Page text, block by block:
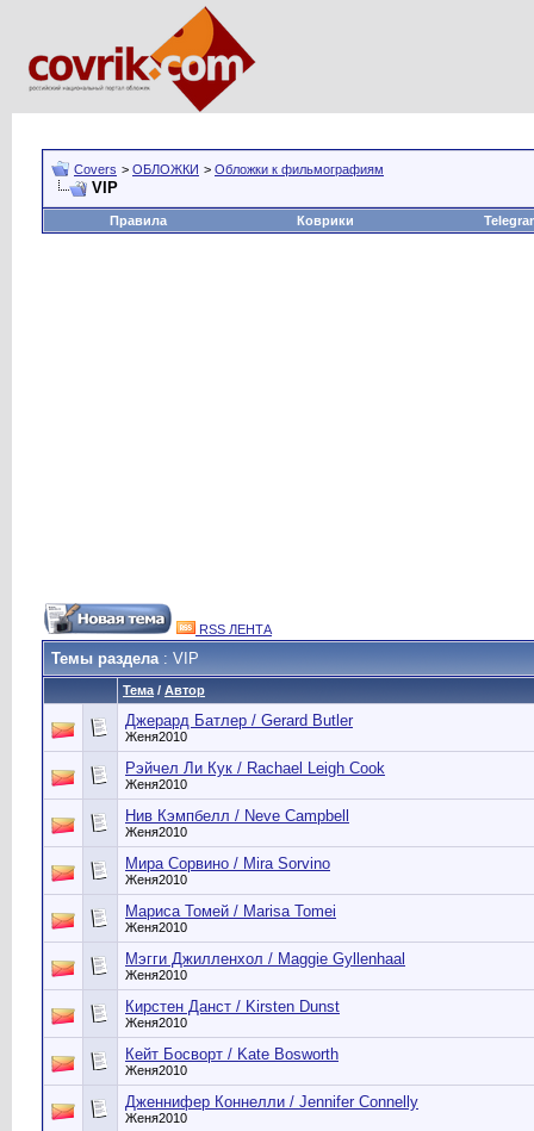
Covers > ОБЛОЖКИ > Обложки к фильмографиям
VIP
Правила Коврики
RSS ЛЕНТА
Темы раздела: VIP
Тема / Автор
Джерард Батлер / Gerard Butler
Женя2010
Рэйчел Ли Кук / Rachael Leigh Cook
Женя2010
Нив Кэмпбелл / Neve Campbell
Женя2010
Мира Сорвино / Mira Sorvino
Женя2010
Мариса Томей / Marisa Tomei
Женя2010
Мэгги Джилленхол / Maggie Gyllenhaal
Женя2010
Кирстен Данст / Kirsten Dunst
Женя2010
Кейт Босворт / Kate Bosworth
Женя2010
Дженнифер Коннелли / Jennifer Connelly
Женя2010